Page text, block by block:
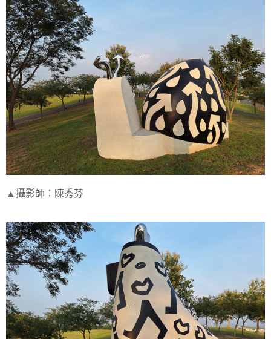
▲攝影師：陳秀芬